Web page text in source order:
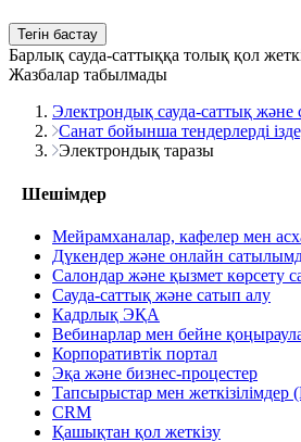
Тегін бастау
Барлық сауда-саттыққа толық қол
Жазбалар табылмады
Электрондық сауда-саттық және
Санат бойынша тендерлерді
Электрондық таразы
Шешімдер
Мейрамханалар, кафелер мен
Дүкендер және онлайн
Салондар және қызмет көрсету
Сауда-саттық және сатып алу
Кадрлық ЭҚА
Вебинарлар мен бейне
Корпоративтік портал
Эқа және бизнес-процестер
Тапсырыстар мен жеткізілімдер
CRM
Қашықтан қол жеткізу